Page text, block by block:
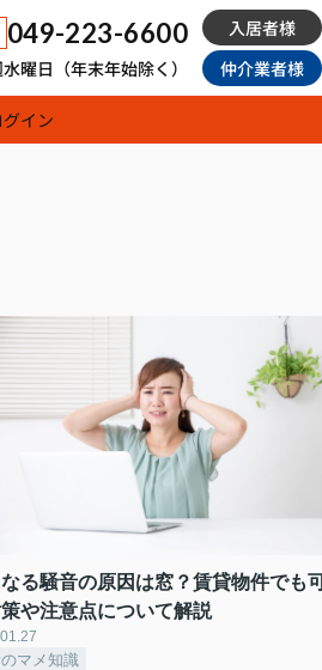
049-223-6600
曜日（年末年始除く）
入居者様
仲介業者様
グイン
る騒音の原因は窓？賃貸物件でも
や注意点について解説
マメ知識